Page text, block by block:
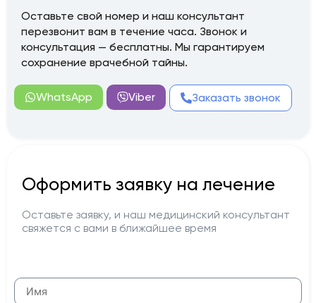
Оставьте свой номер и наш консультант
перезвонит вам в течение часа. Звонок и
консультация — бесплатны. Мы гарантируем
сохранение врачебной тайны.
WhatsApp Viber Заказать звонок
Оформить заявку на лечение
Оставьте заявку, и наш медицинский консультант
свяжется с вами в ближайшее время